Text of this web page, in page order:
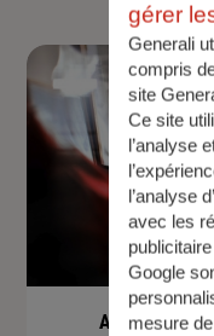
Assurance
gérer
Generali
compris
site
Ce site
l’analyse
l’analyse
avec les
Google
mesure